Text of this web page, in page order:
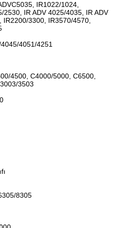
IR1022/1024,
IR ADV 4025/4035, IR ADV
3300, IR3570/4570,
4051/4251
4500, C4000/5000, C6500,
3503
8305